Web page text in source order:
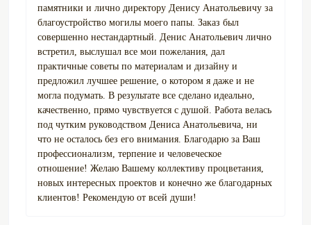
памятники и лично директору Денису Анатольевичу за
благоустройство могилы моего папы. Заказ был
совершенно нестандартный. Денис Анатольевич лично
встретил, выслушал все мои пожелания, дал
практичные советы по материалам и дизайну и
предложил лучшее решение, о котором я даже и не
могла подумать. В результате все сделано идеально,
качественно, прямо чувствуется с душой. Работа велась
под чутким руководством Дениса Анатольевича, ни
что не осталось без его внимания. Благодарю за Ваш
профессионализм, терпение и человеческое
отношение! Желаю Вашему коллективу процветания,
новых интересных проектов и конечно же благодарных
клиентов! Рекомендую от всей души!